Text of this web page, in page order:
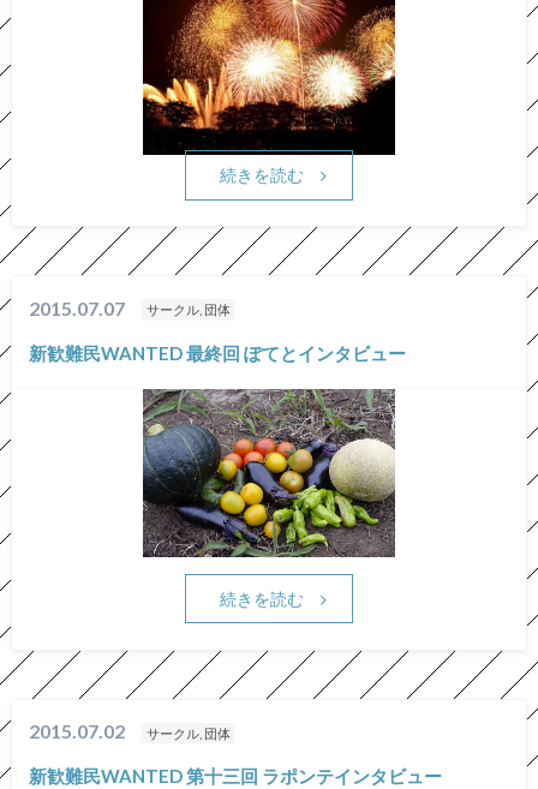
続きを読む
2015.07.07 サークル, 団体
新歓難民WANTED 最終回 ぽてとインタビュー
続きを読む
2015.07.02 サークル, 団体
新歓難民WANTED 第十三回 ラポンテインタビュー